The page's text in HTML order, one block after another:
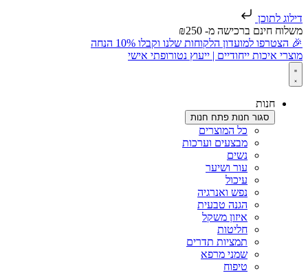
דילוג לתוכן
משלוח חינם ברכישה מ- ₪250
🎉 הצטרפו למועדון הלקוחות שלנו וקבלו 10% הנחה
מוצרי איכות ייחודיים | ייעוץ נטורופתי אישי
חנות
סגור חנות פתח חנות
כל המוצרים
מבצעים וערכות
נשים
עור ושיער
עיכול
נפש ואנרגיה
הגנה טבעית
איזון משקל
חליטות
תמציות תדרים
שמני מרפא
טיפוח